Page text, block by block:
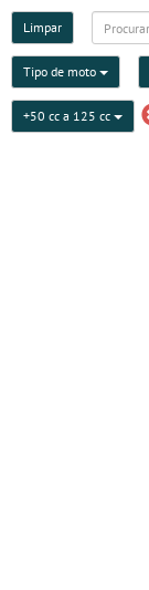
Limpar
Tipo de moto
+50 cc a 125 cc